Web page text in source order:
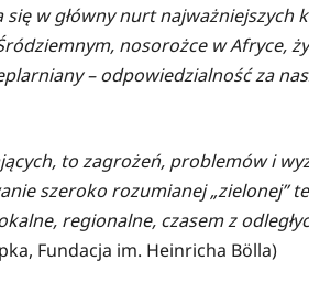
w główny nurt najważniejszych
nosorożce w Afryce,
– odpowiedzialność za
to zagrożeń, problemów i
szeroko rozumianej „zielonej”
regionalne, czasem z
Fundacja im. Heinricha Bölla)